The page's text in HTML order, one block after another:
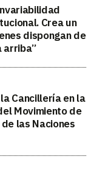
Crea un
dispongan de
arriba”
Cancillería en la
Movimiento de
las Naciones